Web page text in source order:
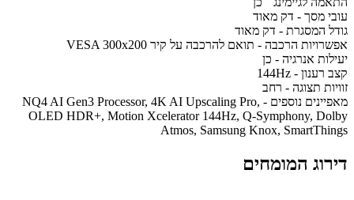
עובי מסך - דק מאוד
גודל המסגרת - דק מאוד
אפשרויות הרכבה - תואם להרכבה על קיר VESA 300x200
יעילות אנרגיה - כן
קצב רענון - 144Hz
זוויות תצוגה - רחב
מאפיינים נוספים - NQ4 AI Gen3 Processor, 4K AI Upscaling Pro,
OLED HDR+, Motion Xcelerator 144Hz, Q-Symphony, Dolby
Atmos, Samsung Knox, SmartThings
דירוג המומחים